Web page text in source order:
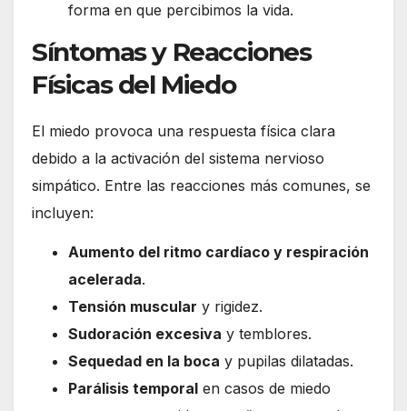
forma en que percibimos la vida.
Síntomas y Reacciones
Físicas del Miedo
El miedo provoca una respuesta física clara
debido a la activación del sistema nervioso
simpático. Entre las reacciones más comunes, se
incluyen:
Aumento del ritmo cardíaco y respiración
acelerada.
Tensión muscular y rigidez.
Sudoración excesiva y temblores.
Sequedad en la boca y pupilas dilatadas.
Parálisis temporal en casos de miedo